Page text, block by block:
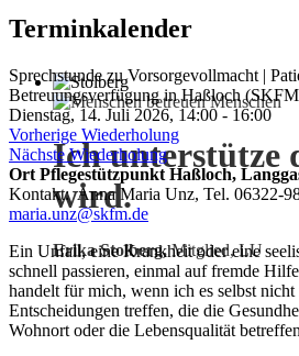
Ich unterstütze
wird.
Erika Stolberg,Mitglied, LU
Terminkalender
Sprechstunde zu Vorsorgevollmacht |
Betreuungsverfügung in Haßloch
Dienstag, 14. Juli 2026, 14:00 - 16:00
Vorherige Wiederholung
Nächste Wiederholung
Ort Pflegestützpunkt Haßloch,
Kontakt:Anna Maria Unz, Tel. 06322-
maria.unz@skfm.de
Ein Unfall, eine Krankheit oder eine
schnell passieren, einmal auf fremde
handelt für mich, wenn ich es selbst
Entscheidungen treffen, die die
Wohnort oder die Lebensqualität